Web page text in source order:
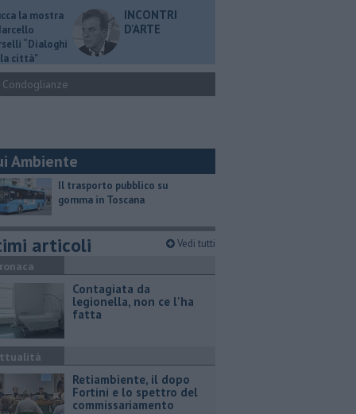
la mostra
“Dialoghi
città"
INCONTRI
D'ARTE
Condoglianze
Ambiente
​Il trasporto pubblico su
gomma in Toscana
articoli Vedi tutti
Contagiata da
legionella, non ce l'ha
fatta
Retiambiente, il dopo
Fortini e lo spettro del
commissariamento